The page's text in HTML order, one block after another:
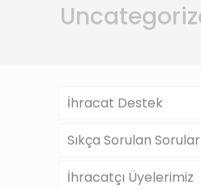
İhracat Destek
Sıkça Sorulan Sorular
İhracatçı Üyelerimiz